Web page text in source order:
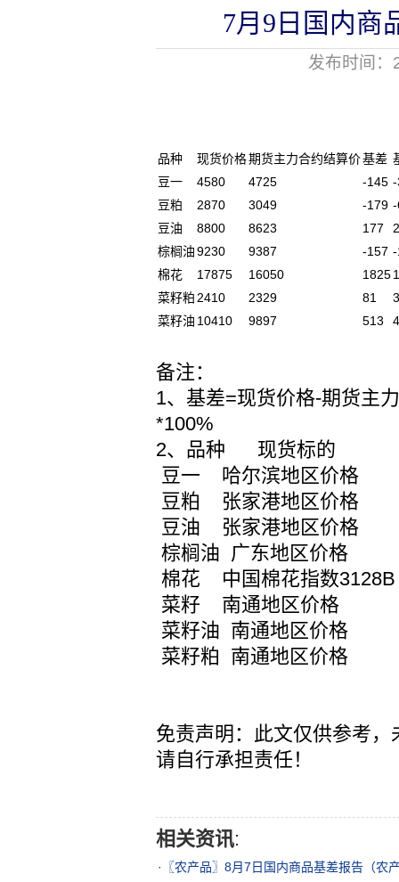
7月9日国内商
发布时间
品种 现货价格期货主力合约结算价基差
豆一
4580 4725 -145
豆粕
2870 3049 -179
豆油
8800 8623 177
棕榈油9230 9387 -157
棉花
17875 16050 1825
菜籽粕 2410 2329 81
菜籽油 10410 9897 513
备注：
1、基差=现货价格-期货主
*100%
2、品种 现货标的
豆一 哈尔滨地区价格
豆粕 张家港地区价格
豆油 张家港地区价格
棕榈油 广东地区价格
棉花 中国棉花指数3128B
菜籽 南通地区价格
菜籽油 南通地区价格
菜籽粕 南通地区价格
免责声明：此文仅供参考
请自行承担责任！
相关资讯:
·
〖农产品〗8月7日国内商品基差报告（农